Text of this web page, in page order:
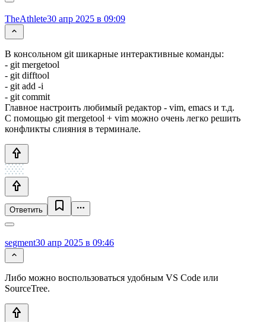
TheAthlete30 апр 2025 в 09:09
В консольном git шикарные интерактивные команды:
- git mergetool
- git difftool
- git add -i
- git commit
Главное настроить любимый редактор - vim, emacs и т.д.
С помощью git mergetool + vim можно очень легко решить
конфликты слияния в терминале.
Ответить
segment30 апр 2025 в 09:46
Либо можно воспользоваться удобным VS Code или
SourceTree.